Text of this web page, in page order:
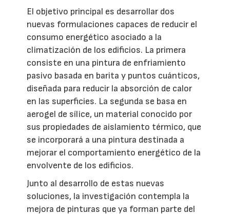
El objetivo principal es desarrollar dos
nuevas formulaciones capaces de reducir el
consumo energético asociado a la
climatización de los edificios. La primera
consiste en una pintura de enfriamiento
pasivo basada en barita y puntos cuánticos,
diseñada para reducir la absorción de calor
en las superficies. La segunda se basa en
aerogel de sílice, un material conocido por
sus propiedades de aislamiento térmico, que
se incorporará a una pintura destinada a
mejorar el comportamiento energético de la
envolvente de los edificios.
Junto al desarrollo de estas nuevas
soluciones, la investigación contempla la
mejora de pinturas que ya forman parte del